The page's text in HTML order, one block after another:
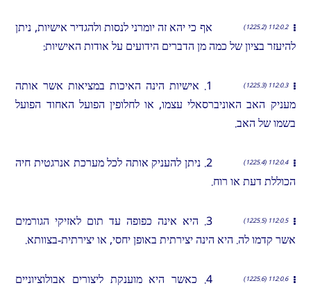
112:0.2 (1225.2)
אף כי יהא זה יומרני לנסות ולהגדיר אישיות, ניתן
להיעזר בציון של כמה מן הדברים הידועים על אודות האישיות:
112:0.3 (1225.3)
1. אישיות הינה האיכות במציאות אשר אותה
מעניק האב האוניברסאלי עצמו, או לחלופין הפועל האחוד הפועל
בשמו של האב.
112:0.4 (1225.4)
2. ניתן להעניק אותה לכל מערכת אנרגטית חיה
הכוללת דעת או רוח.
112:0.5 (1225.5)
3. היא אינה כפופה עד תום לאזיקי הגורמים
אשר קדמו לה. היא הינה יצירתית באופן יחסי, או יצירתית-בצוותא.
112:0.6 (1225.6)
4. כאשר היא מוענקת ליצורים אבולוציוניים